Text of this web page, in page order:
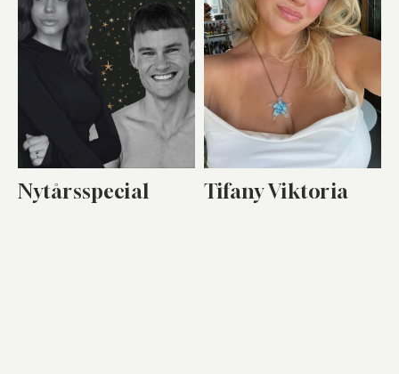
Nytårsspecial Tifany Viktoria